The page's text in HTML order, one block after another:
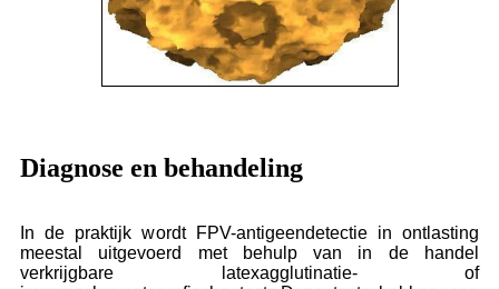
Diagnose en behandeling
In de praktijk wordt FPV-antigeendetectie in ontlasting
meestal uitgevoerd met behulp van in de handel
verkrijgbare latexagglutinatie- of